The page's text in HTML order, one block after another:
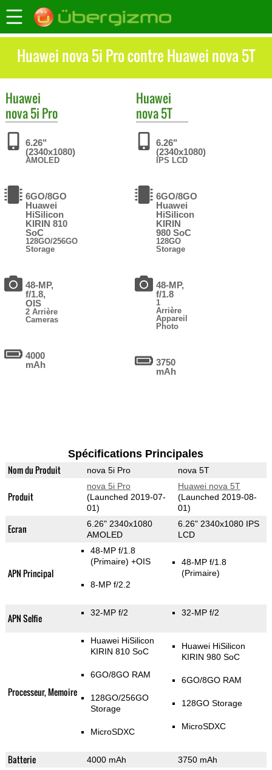
Huawei nova 5i Pro contre Huawei nova 5T
Huawei
nova 5i Pro
6.26"
(2340x1080)
AMOLED
6GO/8GO
Huawei
HiSilicon
KIRIN 810
SoC
128GO/256GO
Storage
48-MP,
f/1.8,
OIS
2 Arrière
Cameras
4000
mAh
Huawei
nova 5T
6.26"
(2340x1080)
IPS LCD
6GO/8GO
Huawei
HiSilicon
KIRIN
980 SoC
128GO
Storage
48-MP,
f/1.8
1
Arrière
Appareil
Photo
3750
mAh
Spécifications Principales
Nom du Produit nova 5i Pro nova 5T
Produit
nova 5i Pro
(Launched 2019-07-
01)
Huawei nova 5T
(Launched 2019-08-
01)
Ecran
6.26" 2340x1080
AMOLED
6.26" 2340x1080 IPS
LCD
APN Principal
48-MP f/1.8
(Primaire) +OIS
8-MP f/2.2
48-MP f/1.8
(Primaire)
APN Selfie 32-MP f/2 32-MP f/2
Processeur, Memoire
Huawei HiSilicon
KIRIN 810 SoC
6GO/8GO RAM
128GO/256GO
Storage
MicroSDXC
Huawei HiSilicon
KIRIN 980 SoC
6GO/8GO RAM
128GO Storage
MicroSDXC
Batterie 4000 mAh 3750 mAh